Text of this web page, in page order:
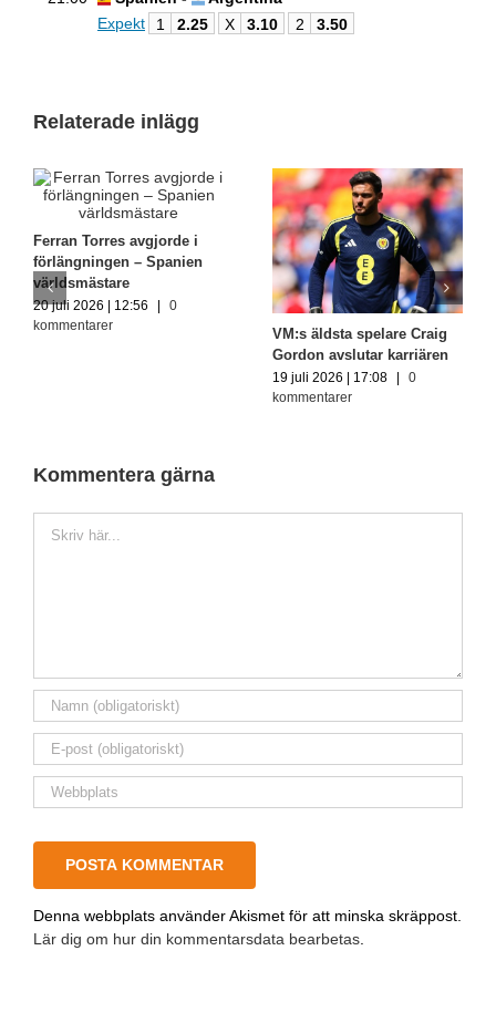
Expekt
1 2.25 X 3.10 2 3.50
Relaterade inlägg
Ferran Torres avgjorde i
förlängningen – Spanien
världsmästare
20 juli 2026 | 12:56
0
kommentarer
VM:s äldsta spelare Craig
Gordon avslutar karriären
19 juli 2026 | 17:08 |
0
kommentarer
Kommentera gärna
Denna webbplats använder Akismet för att minska skräppost.
Lär dig om hur din kommentarsdata bearbetas